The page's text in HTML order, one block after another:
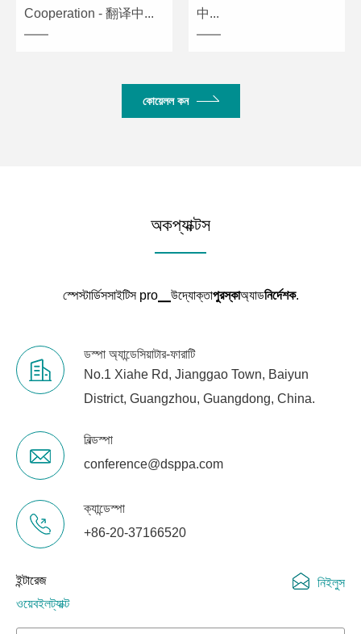
Cooperation - 翻译中...
中...
কোয়েলল কন
অকপ্যাক্টস
স্পেস্টার্ডিসসাইটিস pro▁উদ্যোক্তাপুরস্কাঅ্যাডনির্দেশক.
ডস্পা অ্যান্ডেসিয়াটার-ফারাটি
No.1 Xiahe Rd, Jianggao Town, Baiyun
District, Guangzhou, Guangdong, China.
বিল্ডস্পা
conference@dsppa.com
ক্যান্ডেস্পা
+86-20-37166520
ইন্টারেজ
ওয়েবইলট্যাক্ট
নিইলুস